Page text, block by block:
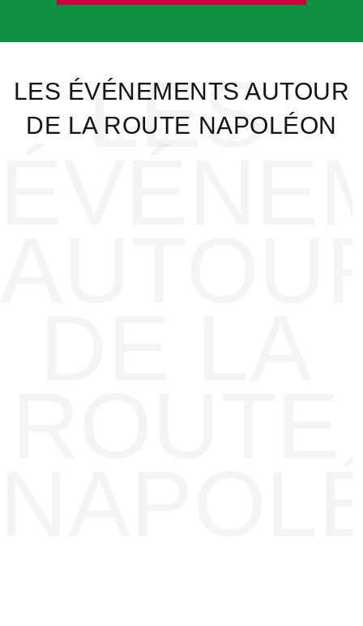
LES
LES ÉVÉNEMENTS AUTOUR
DE LA ROUTE NAPOLÉON